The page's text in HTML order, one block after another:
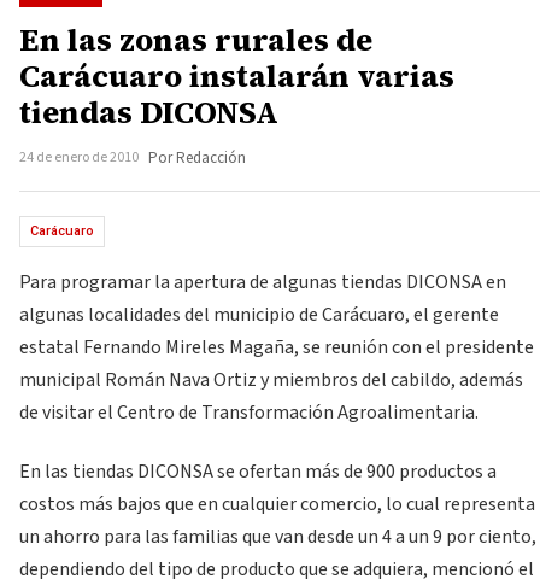
En las zonas rurales de
Carácuaro instalarán varias
tiendas DICONSA
24 de enero de 2010 Por Redacción
Carácuaro
Para programar la apertura de algunas tiendas DICONSA en
algunas localidades del municipio de Carácuaro, el gerente
estatal Fernando Mireles Magaña, se reunión con el presidente
municipal Román Nava Ortiz y miembros del cabildo, además
de visitar el Centro de Transformación Agroalimentaria.
En las tiendas DICONSA se ofertan más de 900 productos a
costos más bajos que en cualquier comercio, lo cual representa
un ahorro para las familias que van desde un 4 a un 9 por ciento,
dependiendo del tipo de producto que se adquiera, mencionó el